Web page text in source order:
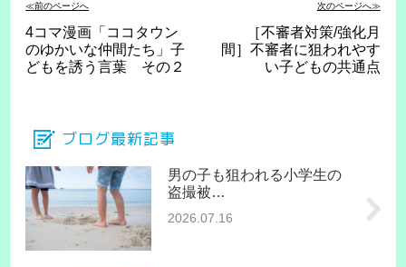
≪前のページへ 次のページへ≫
4コマ漫画「ココタウン
のゆかいな仲間たち」子
どもを誘う言葉 その２
［不審者対策/強化月
間］不審者に狙われやす
い子どもの共通点
ブログ最新記事
男の子も狙われる小学生の
盗撮被…
2026.07.16